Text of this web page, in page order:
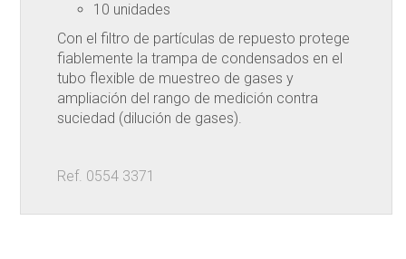
10 unidades
Con el filtro de partículas de repuesto protege
fiablemente la trampa de condensados en el
tubo flexible de muestreo de gases y
ampliación del rango de medición contra
suciedad (dilución de gases).
Ref. 0554 3371